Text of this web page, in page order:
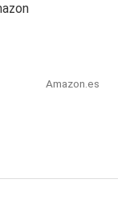
Amazon.es